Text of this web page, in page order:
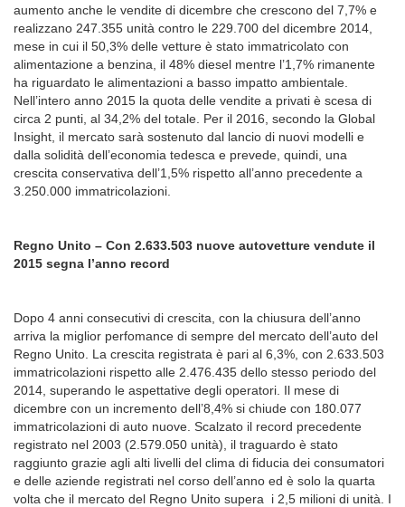
aumento anche le vendite di dicembre che crescono del 7,7% e
realizzano 247.355 unità contro le 229.700 del dicembre 2014,
mese in cui il 50,3% delle vetture è stato immatricolato con
alimentazione a benzina, il 48% diesel mentre l’1,7% rimanente
ha riguardato le alimentazioni a basso impatto ambientale.
Nell’intero anno 2015 la quota delle vendite a privati è scesa di
circa 2 punti, al 34,2% del totale. Per il 2016, secondo la Global
Insight, il mercato sarà sostenuto dal lancio di nuovi modelli e
dalla solidità dell’economia tedesca e prevede, quindi, una
crescita conservativa dell’1,5% rispetto all’anno precedente a
3.250.000 immatricolazioni.
Regno Unito – Con 2.633.503 nuove autovetture vendute il
2015 segna l’anno record
Dopo 4 anni consecutivi di crescita, con la chiusura dell’anno
arriva la miglior perfomance di sempre del mercato dell’auto del
Regno Unito. La crescita registrata è pari al 6,3%, con 2.633.503
immatricolazioni rispetto alle 2.476.435 dello stesso periodo del
2014, superando le aspettative degli operatori. Il mese di
dicembre con un incremento dell’8,4% si chiude con 180.077
immatricolazioni di auto nuove. Scalzato il record precedente
registrato nel 2003 (2.579.050 unità), il traguardo è stato
raggiunto grazie agli alti livelli del clima di fiducia dei consumatori
e delle aziende registrati nel corso dell’anno ed è solo la quarta
volta che il mercato del Regno Unito supera i 2,5 milioni di unità. I